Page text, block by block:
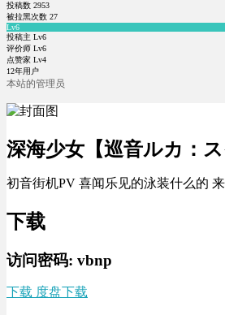
投稿数 2953
被拉黑次数 27
Lv6
投稿主 Lv6
评价师 Lv6
点赞家 Lv4
12年用户
本站的管理员
深海少女【巡音ルカ：ス
初音街机PV 喜闻乐见的泳装什么的
下载
访问密码: vbnp
下载 度盘下载